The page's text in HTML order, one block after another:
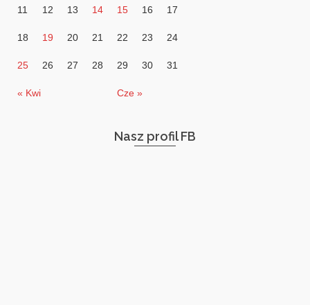
« Kwi Cze »
11 12 13 14 15 16 17
18 19 20 21 22 23 24
25 26 27 28 29 30 31
Nasz profil FB